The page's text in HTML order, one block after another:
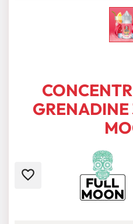
favorite_border